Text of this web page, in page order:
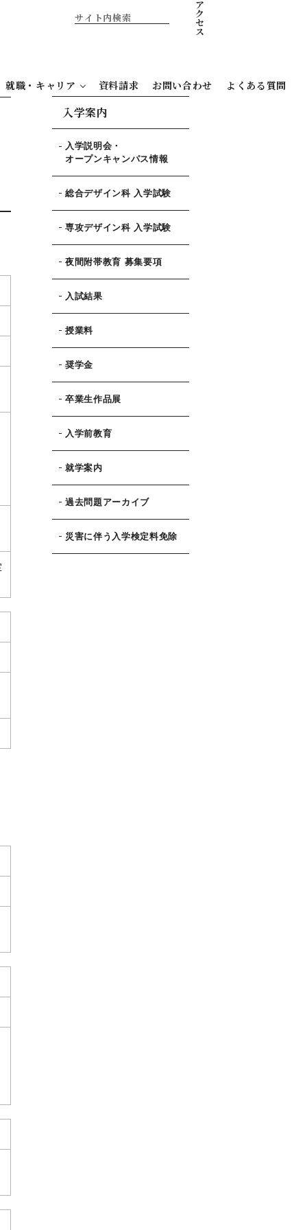
ア
ク
セ
ス
就職・キャリア 資料請求 お問い合わせ よくある質問
入学案内
入学説明会・
オープンキャンパス情報
総合デザイン科 入学試験
専攻デザイン科 入学試験
夜間附帯教育 募集要項
入試結果
授業料
奨学金
卒業生作品展
入学前教育
就学案内
過去問題アーカイブ
災害に伴う入学検定料免除